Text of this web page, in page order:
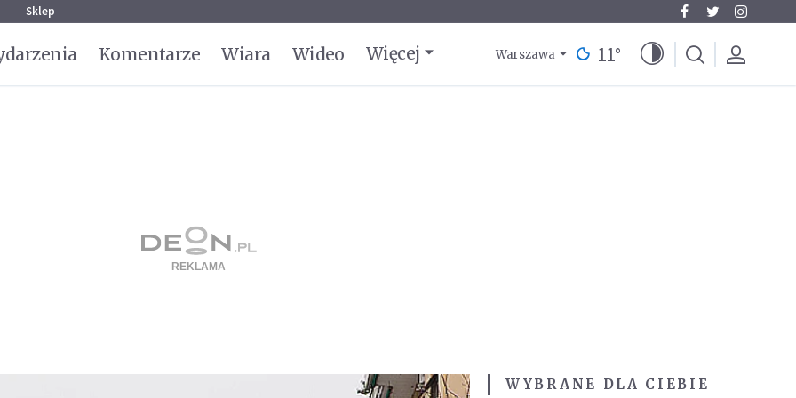
Sklep
Komentarze Wiara Wideo Więcej Warszawa 11°
WYBRANE DLA CIEBIE